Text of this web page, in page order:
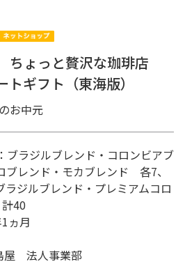
ちょっと贅沢な珈琲店
ギフト（東海版）
お中元
ラジルブレンド・コロンビアブ
ブレンド・モカブレンド 各7、
ラジルブレンド・プレミアムコロ
40
ヵ月
屋 法人事業部